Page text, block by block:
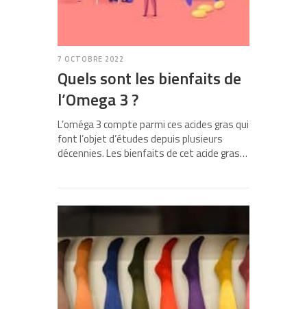
7 OCTOBRE 2022
Quels sont les bienfaits de
l’Omega 3 ?
L’oméga 3 compte parmi ces acides gras qui
font l’objet d’études depuis plusieurs
décennies. Les bienfaits de cet acide gras…